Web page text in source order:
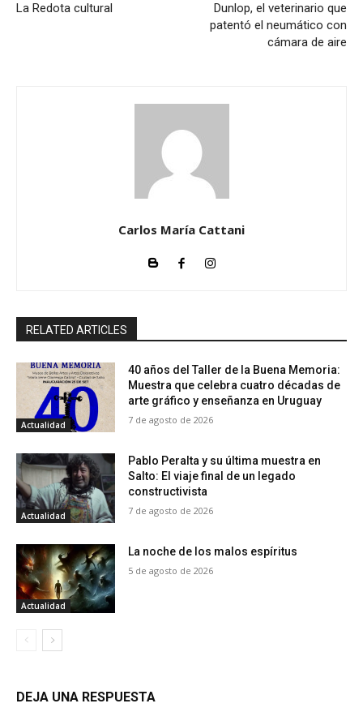
La Redota cultural
Dunlop, el veterinario que
patentó el neumático con
cámara de aire
Carlos María Cattani
RELATED ARTICLES
Actualidad
40 años del Taller de la Buena Memoria:
Muestra que celebra cuatro décadas de
arte gráfico y enseñanza en Uruguay
7 de agosto de 2026
Actualidad
Pablo Peralta y su última muestra en
Salto: El viaje final de un legado
constructivista
7 de agosto de 2026
Actualidad
La noche de los malos espíritus
5 de agosto de 2026
DEJA UNA RESPUESTA